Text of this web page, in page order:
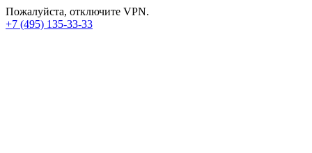
Пожалуйста, отключите VPN.
+7 (495) 135-33-33